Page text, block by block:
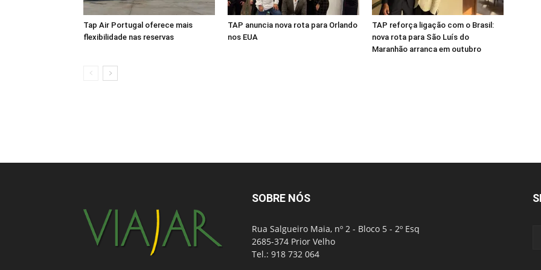
Tap Air Portugal oferece mais
flexibilidade nas reservas
TAP anuncia nova rota para Orlando
nos EUA
TAP reforça ligação com o Brasil:
nova rota para São Luís do
Maranhão arranca em outubro
SOBRE NÓS
Rua Salgueiro Maia, nº 2 - Bloco 5 - 2º Esq
2685-374 Prior Velho
Tel.: 918 732 064